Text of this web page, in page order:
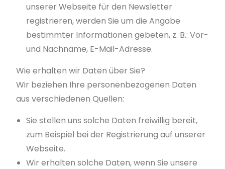
unserer Webseite für den Newsletter
registrieren, werden Sie um die Angabe
bestimmter Informationen gebeten, z. B.: Vor-
und Nachname, E-Mail-Adresse.
Wie erhalten wir Daten über Sie?
Wir beziehen Ihre personenbezogenen Daten
aus verschiedenen Quellen:
Sie stellen uns solche Daten freiwillig bereit,
zum Beispiel bei der Registrierung auf unserer
Webseite.
Wir erhalten solche Daten, wenn Sie unsere